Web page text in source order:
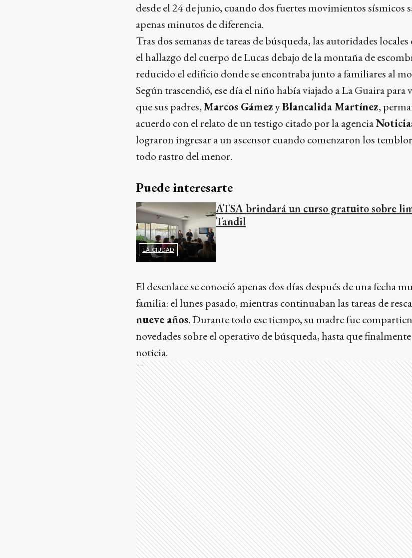
desde el 24 de junio, cuando dos fuertes movimientos sísmicos
apenas minutos de diferencia.
Tras dos semanas de tareas de búsqueda, las autoridades
el hallazgo del cuerpo de Lucas debajo de la montaña de
reducido el edificio donde se encontraba junto a familiares al
Según trascendió, ese día el niño había viajado a La Guaira para
que sus padres,Marcos GámezyBlancalida Martínez,
acuerdo con el relato de un testigo citado por la agencia
lograron ingresar a un ascensor cuando comenzaron los
todo rastro del menor.
Puede interesarte
LA CIUDAD
ATSA brindará un curso gratuito sobre
Tandil
El desenlace se conoció apenas dos días después de una fecha
familia: el lunes pasado, mientras continuaban las tareas de
nueve años. Durante todo ese tiempo, su madre fue
novedades sobre el operativo de búsqueda, hasta que
noticia.
Ads